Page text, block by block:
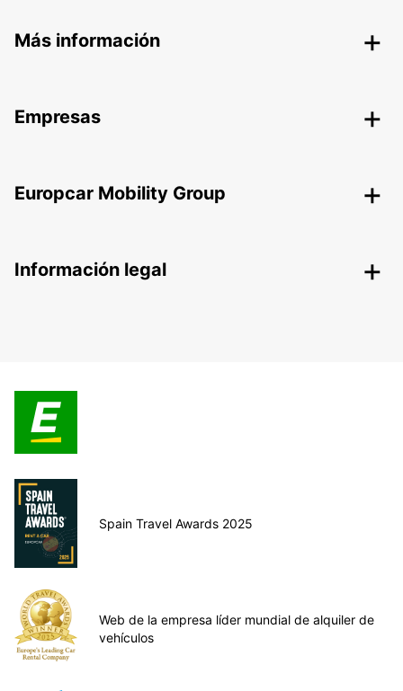
Más información
Empresas
Europcar Mobility Group
Información legal
Spain Travel Awards 2025
Web de la empresa líder mundial de alquiler de
vehículos